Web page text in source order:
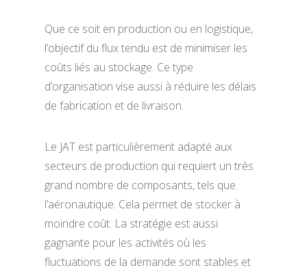
Que ce soit en production ou en logistique,
l’objectif du flux tendu est de minimiser les
coûts liés au stockage. Ce type
d’organisation vise aussi à réduire les délais
de fabrication et de livraison.
Le JAT est particulièrement adapté aux
secteurs de production qui requiert un très
grand nombre de composants, tels que
l’aéronautique. Cela permet de stocker à
moindre coût. La stratégie est aussi
gagnante pour les activités où les
fluctuations de la demande sont stables et